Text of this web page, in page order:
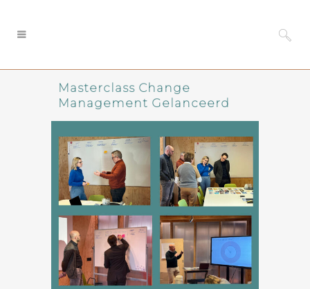
Masterclass Change
Management Gelanceerd